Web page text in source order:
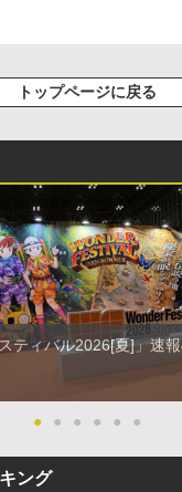
トップページに戻る
ティバル2026[夏]」速
● ● ● ● ● ●
ング